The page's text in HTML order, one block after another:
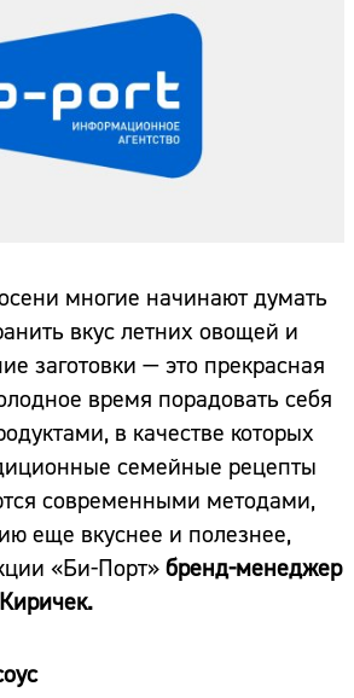
многие начинают думать
вкус летних овощей и
заготовки — это прекрасная
время порадовать себя
в качестве которых
семейные рецепты
современными методами,
еще вкуснее и полезнее,
«Би-Порт» бренд-менеджер